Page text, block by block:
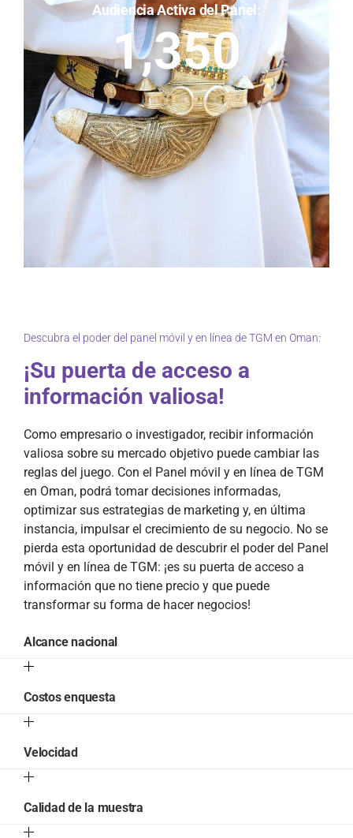
Audiencia Activa del Panel:
1,350
Descubra el poder del panel móvil y en línea de TGM en Oman:
¡Su puerta de acceso a
información valiosa!
Como empresario o investigador, recibir información
valiosa sobre su mercado objetivo puede cambiar las
reglas del juego. Con el Panel móvil y en línea de TGM
en Oman, podrá tomar decisiones informadas,
optimizar sus estrategias de marketing y, en última
instancia, impulsar el crecimiento de su negocio. No se
pierda esta oportunidad de descubrir el poder del Panel
móvil y en línea de TGM: ¡es su puerta de acceso a
información que no tiene precio y que puede
transformar su forma de hacer negocios!
Alcance nacional
Costos enquesta
Velocidad
Calidad de la muestra